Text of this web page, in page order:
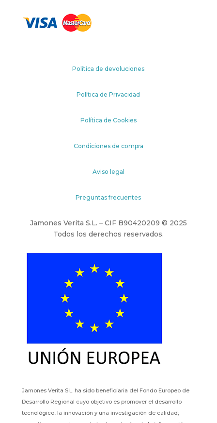
Política de devoluciones
Política de Privacidad
Política de Cookies
Condiciones de compra
Aviso legal
Preguntas frecuentes
Jamones Verita S.L. – CIF B90420209 © 2025
Todos los derechos reservados.
Jamones Verita S.L. ha sido beneficiaria del Fondo Europeo de
Desarrollo Regional cuyo objetivo es promover el desarrollo
tecnológico, la innovación y una investigación de calidad;